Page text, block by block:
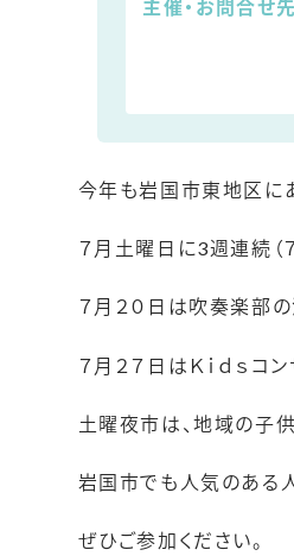
主催・お問合せ先
今年も岩国市東地区に
７月土曜日に3週連続（
７月２０日は吹奏楽部の
７月２７日はＫｉｄｓコ
土曜夜市は、地域の子
岩国市でも人気のある
ぜひご参加ください。